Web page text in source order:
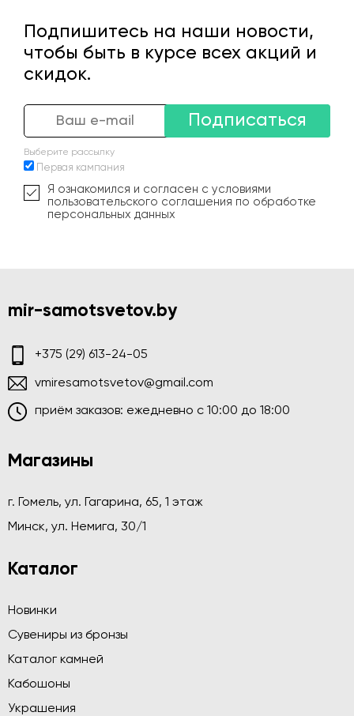
Подпишитесь на наши новости,
чтобы быть в курсе всех акций и
скидок.
Подписаться
Выберите рассылку
Первая кампания
Я ознакомился и согласен с условиями
пользовательского соглашения по обработке
персональных данных
mir-samotsvetov.by
+375 (29) 613-24-05
vmiresamotsvetov@gmail.com
приём заказов: ежедневно c 10:00 до 18:00
Магазины
г. Гомель, ул. Гагарина, 65, 1 этаж
Минск, ул. Немига, 30/1
Каталог
Новинки
Сувениры из бронзы
Каталог камней
Кабошоны
Украшения